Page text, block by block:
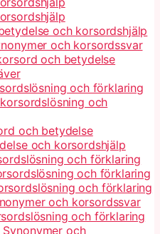
och korsordshjälp
och korsordssvar
och betydelse
och förklaring
och
och betydelse
och korsordshjälp
och förklaring
och förklaring
och förklaring
och korsordssvar
och förklaring
och